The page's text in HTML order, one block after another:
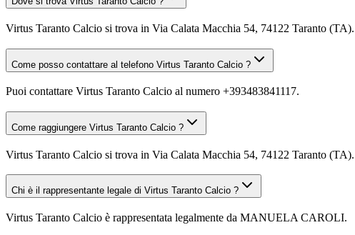
Virtus Taranto Calcio si trova in Via Calata Macchia 54, 74122 Taranto (TA).
Come posso contattare al telefono Virtus Taranto Calcio ?
Puoi contattare Virtus Taranto Calcio al numero +393483841117.
Come raggiungere Virtus Taranto Calcio ?
Virtus Taranto Calcio si trova in Via Calata Macchia 54, 74122 Taranto
Chi è il rappresentante legale di Virtus Taranto Calcio ?
Virtus Taranto Calcio è rappresentata legalmente da MANUELA CAROLI.